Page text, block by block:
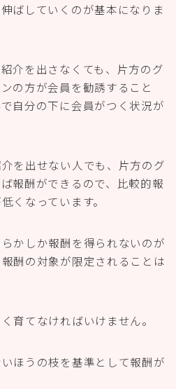
ばしていくのが基本になりま
介を出さなくても、片方のグ
の方が会員を勧誘すること
自分の下に会員がつく状況が
を出せない人でも、片方のグ
報酬ができるので、比較的報
くなっています。
かしか報酬を得られないのが
酬の対象が限定されることは
育てなければいけません。
ほうの枝を基準として報酬が